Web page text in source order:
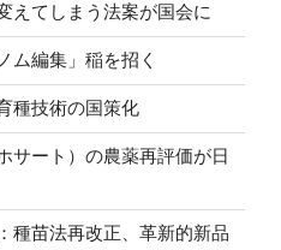
えてしまう法案が国会に
ム編集」稲を招く
種技術の国策化
サート）の農薬再評価が日
種苗法再改正、革新的新品